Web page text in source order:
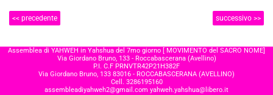
<< precedente successivo >>
Assemblea di YAHWEH in Yahshua del 7mo giorno [ MOVIMENTO del SACRO NOME]
Via Giordano Bruno, 133 - Roccabascerana (Avellino)
P.I. C.F PRNVTR42P21H382F
Via Giordano Bruno, 133 83016 - ROCCABASCERANA (AVELLINO)
Cell. 3286195160
assembleadiyahweh2@gmail.com yahweh.yahshua@libero.it